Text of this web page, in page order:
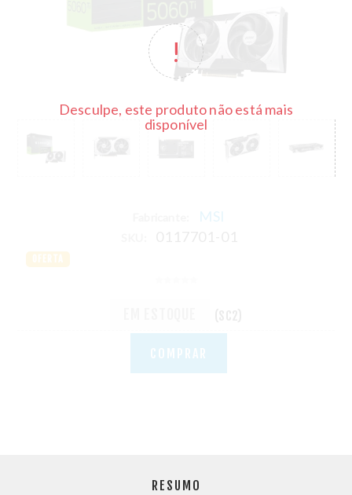
Desculpe, este produto não está mais
disponível
MSI
OFERTA
COMPRAR
RESUMO